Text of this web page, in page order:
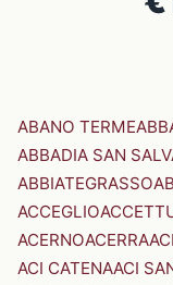
ABANO TERME
ABBADIA SAN
ABBIATEGRASSO
ACCEGLIO
ACERNOACERRA
ACI CATENAACI